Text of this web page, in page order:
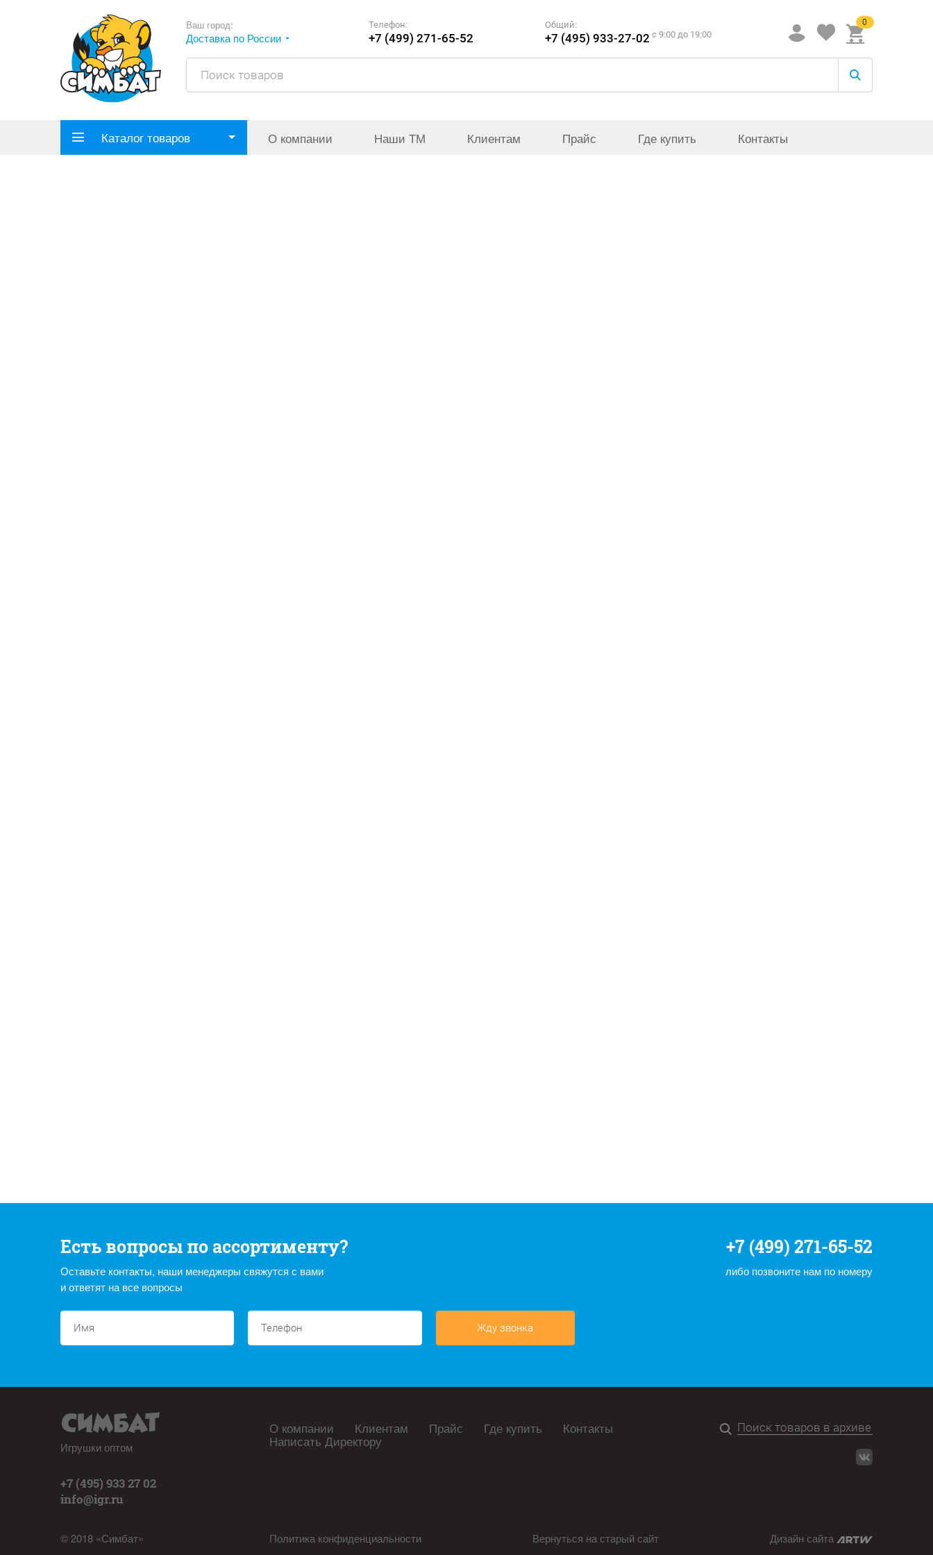
Ваш город:
Доставка по России
Телефон:
+7 (499) 271-65-52
Общий:
+7 (495) 933-27-02 c 9:00 до 19:00
0
Каталог товаров О компании Наши ТМ Клиентам Прайс Где купить Контакты
Есть вопросы по ассортименту?
Оставьте контакты, наши менеджеры свяжутся с вами
и ответят на все вопросы
+7 (499) 271-65-52
либо позвоните нам по номеру
Жду звонка
Игрушки оптом
+7 (495) 933 27 02
info@igr.ru
© 2018 «Симбат»
О компании Клиентам Прайс Где купить Контакты
Написать Директору
Политика конфиденциальности Вернуться на старый сайт Дизайн сайта